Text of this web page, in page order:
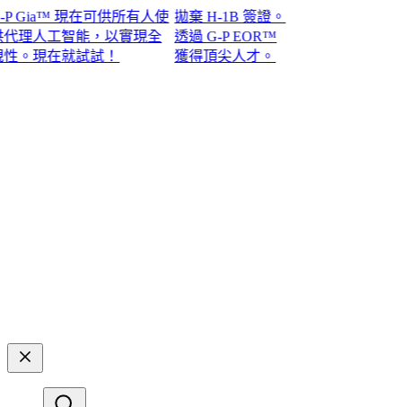
現在可供所有人使
人工智能，以實現全
現在就試試！​​
拋棄 H-1B 簽證。
透過 G-P EOR™
獲得頂尖人才。​​